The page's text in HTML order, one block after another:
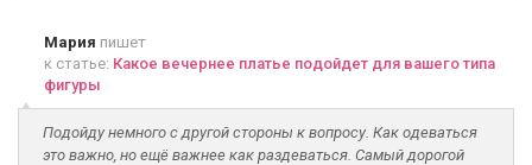
Мария пишет
к статье: Какое вечернее платье подойдет для вашего типа
фигуры
Подойду немного с другой стороны к вопросу. Как одеваться
это важно, но ещё важнее как раздеваться. Самый дорогой